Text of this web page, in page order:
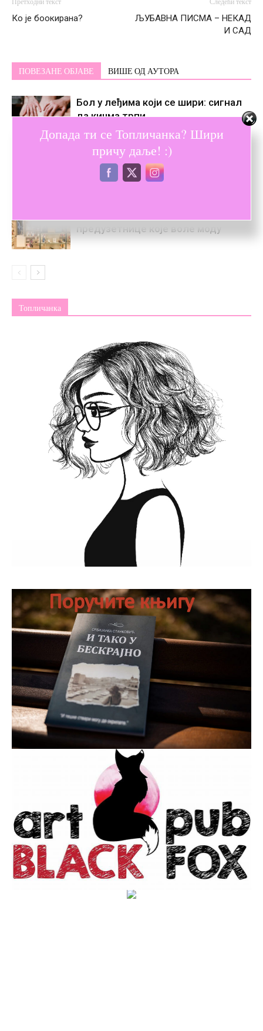
Претходни текст
Ко је боокирана?
Следећи текст
ЉУБАВНА ПИСМА – НЕКАД
И САД
ПОВЕЗАНЕ ОБЈАВЕ ВИШЕ ОД АУТОРА
Бол у леђима који се шири: сигнал
да кичма трпи
Закинтос летовање – искуство које
мења темпо свакодневице
предузетнице које воле моду
Топличанка
Допада ти се Топличанка? Шири
причу даље! :)